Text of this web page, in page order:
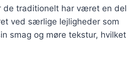
de traditionelt har været en del
ved særlige lejligheder som
smag og møre tekstur, hvilket